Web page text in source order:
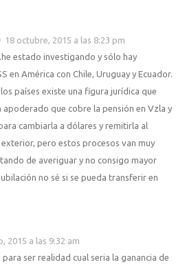
18 octubre, 2015 a las 8:23 pm
estado investigando y sólo hay
en América con Chile, Uruguay y Ecuador.
países existe una figura jurídica que
apoderado que cobre la pensión en Vzla y
cambiarla a dólares y remitirla al
pero estos procesos van muy
de averiguar y no consigo mayor
no sé si se pueda transferir en
2015 a las 9:32 am
ser realidad cual seria la ganancia de